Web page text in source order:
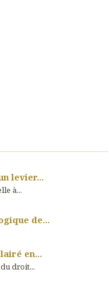
levier...
à...
de...
en...
droit...